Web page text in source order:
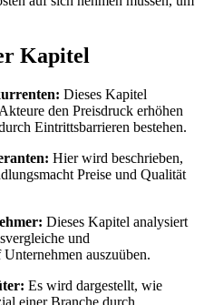
Kapitel
Dieses Kapitel
den Preisdruck erhöhen
Eintrittsbarrieren bestehen.
Hier wird beschrieben,
Preise und Qualität
Dieses Kapitel analysiert
und
auszuüben.
Es wird dargestellt, wie
einer Branche durch